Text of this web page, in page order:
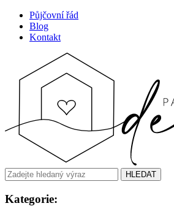
Půjčovní řád
Blog
Kontakt
HLEDAT
Kategorie: